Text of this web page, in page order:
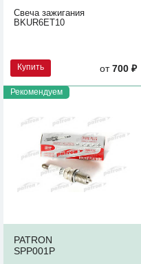
Свеча зажигания
BKUR6ET10
Купить от700 ₽
Рекомендуем
PATRON
SPP001P